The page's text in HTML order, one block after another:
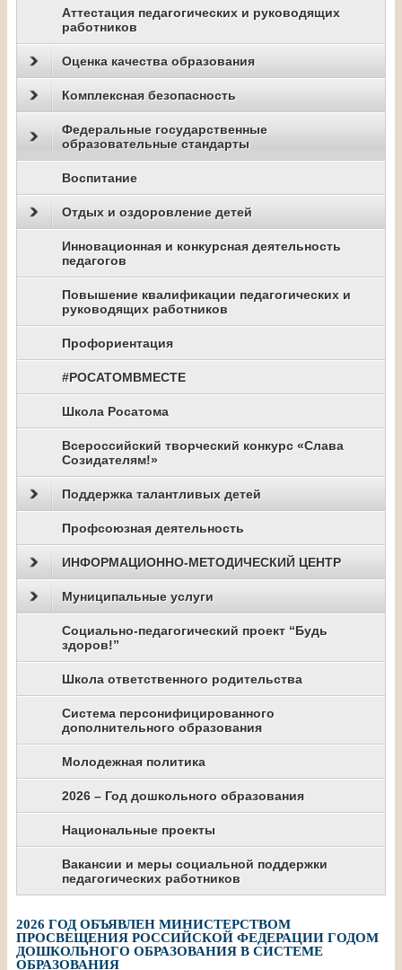
Аттестация педагогических и руководящих
работников
Оценка качества образования
Комплексная безопасность
Федеральные государственные
образовательные стандарты
Воспитание
Отдых и оздоровление детей
Инновационная и конкурсная деятельность
педагогов
Повышение квалификации педагогических и
руководящих работников
Профориентация
#РОСАТОМВМЕСТЕ
Школа Росатома
Всероссийский творческий конкурс «Слава
Созидателям!»
Поддержка талантливых детей
Профсоюзная деятельность
ИНФОРМАЦИОННО-МЕТОДИЧЕСКИЙ ЦЕНТР
Муниципальные услуги
Социально-педагогический проект “Будь
здоров!”
Школа ответственного родительства
Система персонифицированного
дополнительного образования
Молодежная политика
2026 – Год дошкольного образования
Национальные проекты
Вакансии и меры социальной поддержки
педагогических работников
2026 ГОД ОБЪЯВЛЕН МИНИСТЕРСТВОМ
ПРОСВЕЩЕНИЯ РОССИЙСКОЙ ФЕДЕРАЦИИ ГОДОМ
ДОШКОЛЬНОГО ОБРАЗОВАНИЯ В СИСТЕМЕ
ОБРАЗОВАНИЯ